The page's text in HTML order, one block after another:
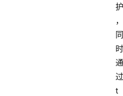
护
，
同
时
通
过
t